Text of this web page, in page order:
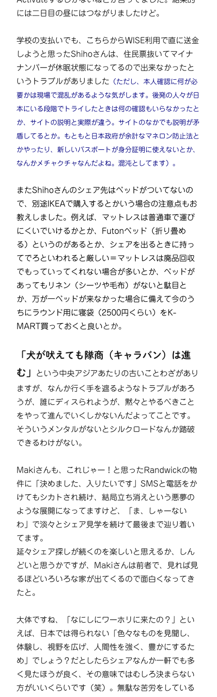
には二日目の昼にはつながりましたけど。
学校の支払いでも、こちらからWISE利用で直に送金
しようと思ったShihoさんは、住民票抜いてマイナ
ナンバーが休眠状態になってるので出来なかったと
いうトラブルがありました
（ただし、本人確認に何が必
要かは現場で混乱があるような気がします。後発の人々が日
本にいる段階でトライしたときは何の確認もいらなかったと
か、サイトの説明と実際が違う。サイトのなかでも説明が矛
盾してるとか。もともと日本政府が余計なマネロン防止法と
かやったり、新しいパスポートが身分証明に使えないとか、
なんかメチャクチャなんだよね。混沌としてます）。
またShihoさんのシェア先はベッドがついてないの
で、別途IKEAで購入するとかいう場合の注意点もお
教えしました。例えば、マットレスは普通車で運び
にくいでいけるかとか、Futonベッド（折り畳め
る）というのがあるとか、シェアを出るときに持っ
てでろといわれると厳しい＝マットレスは廃品回収
でもっていってくれない場合が多いとか、ベッドが
あってもリネン（シーツや毛布）がないと駄目と
か、万が一ベッドが来なかった場合に備えて今のう
ちにラウンド用に寝袋（2500円くらい）をK-
MART買っておくと良いとか。
「犬が吠えても隊商（キャラバン）は進
む」
という中央アジアあたりの古いことわざがあり
ますが、なんか行く手を遮るようなトラブルがあろ
うが、誰にディスられようが、黙々とやるべきこと
をやって進んでいくしかないんだよってことです。
そういうメンタルがないとシルクロードなんか踏破
できるわけがない。
Makiさんも、これじゃー！と思ったRandwickの物
件に「決めました、入りたいです」SMSと電話をか
けてもシカトされ続け、結局立ち消えという悪夢の
ような展開になってますけど、「ま、しゃーない
わ」で淡々とシェア見学を続けて最後まで辿り着い
てます。
延々シェア探しが続くのを楽しいと思えるか、しん
どいと思うかですが、Makiさんは前者で、見れば見
るほどいろいろな家が出てくるので面白くなってき
たと。
大体ですね、「なにしにワーホリに来たの？」とい
えば、日本では得られない「色々なものを見聞し、
体験し、視野を広げ、人間性を強く、豊かにするた
め」でしょう？だとしたらシェアなんか一軒でも多
く見たほうが良く、その意味ではむしろ決まらない
方がいいくらいです（笑）。無駄な苦労をしている